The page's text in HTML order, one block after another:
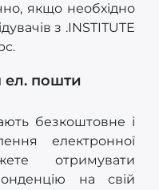
якщо необхідно
з .INSTITUTE
ел. пошти
безкоштовне і
електронної
отримувати
на свій